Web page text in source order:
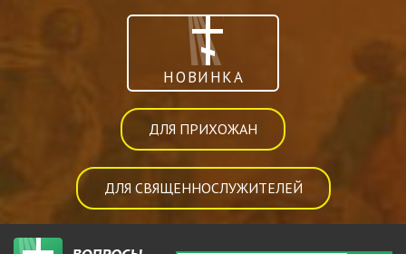
НОВИНКА
ДЛЯ ПРИХОЖАН
ДЛЯ СВЯЩЕННОСЛУЖИТЕЛЕЙ